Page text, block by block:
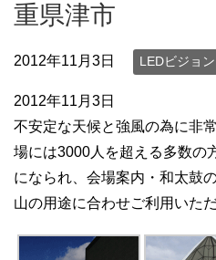
重県津市
2012年11月3日 LEDビジョ
2012年11月3日
不安定な天候と強風の為に非
場には3000人を超える多数の
になられ、会場案内・和太鼓
山の用途に合わせご利用いた